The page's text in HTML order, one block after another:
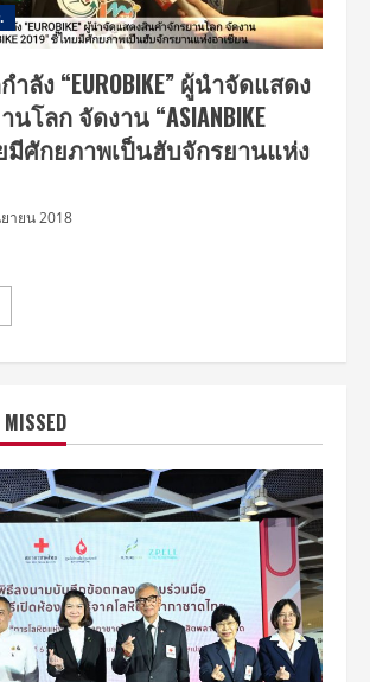
ลัง “EUROBIKE” ผู้นําจัดแสดง
โลก จัดงาน “ASIANBIKE
มีศักยภาพเป็นฮับจักรยานแห่ง
ายน 2018
ดง
ค้า
รยาน
ก
จัด
งาน
“ASIANBIKE
ย
กย
พ
MISSED